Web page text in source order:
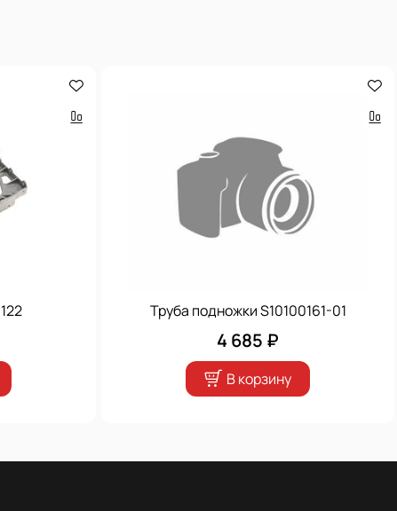
Труба подножки S10100161-01
4 685 ₽
В корзину